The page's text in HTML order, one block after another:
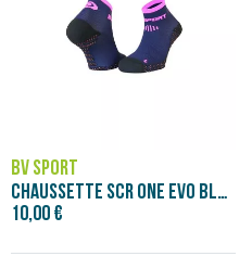
BV SPORT
CHAUSSETTE SCR ONE EVO BLEU/ROSE
10,00 €